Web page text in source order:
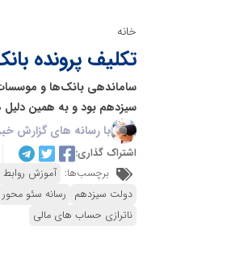
خانه
تکلیف پرونده
ساماندهی بانک‌ها و موسسات
سیزدهم بود و به همین دلیل هم در سال ۱۴۰۲، سه
با رسانه های گزارش
اشتراک گذاری:
برچسب‌ها: آموزش
دولت سیزدهم رسانه سئو محور
ناترازی حساب های مالی